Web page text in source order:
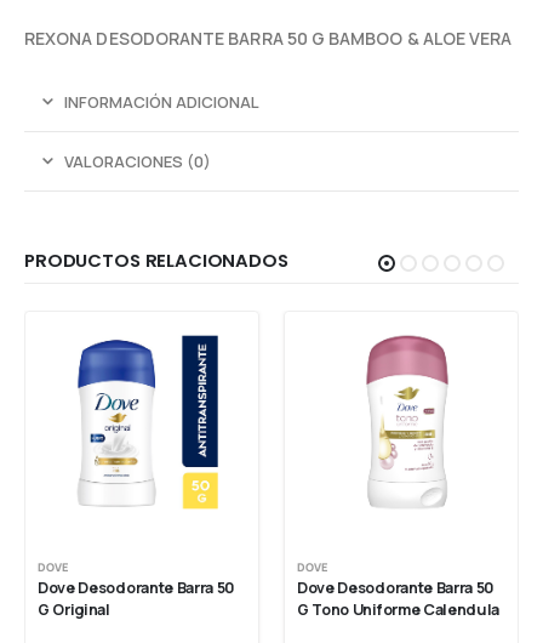
REXONA DESODORANTE BARRA 50 G BAMBOO & ALOE VERA
INFORMACIÓN ADICIONAL
VALORACIONES (0)
PRODUCTOS RELACIONADOS
DOVE
Dove Desodorante Barra 50
G Original
DOVE
Dove Desodorante Barra 50
G Tono Uniforme Calendula